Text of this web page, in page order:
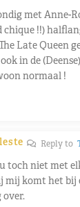
met Anne-
chique !!)
Late Queen
in de
normaal !
Reply to
toch niet met
mij komt het bij